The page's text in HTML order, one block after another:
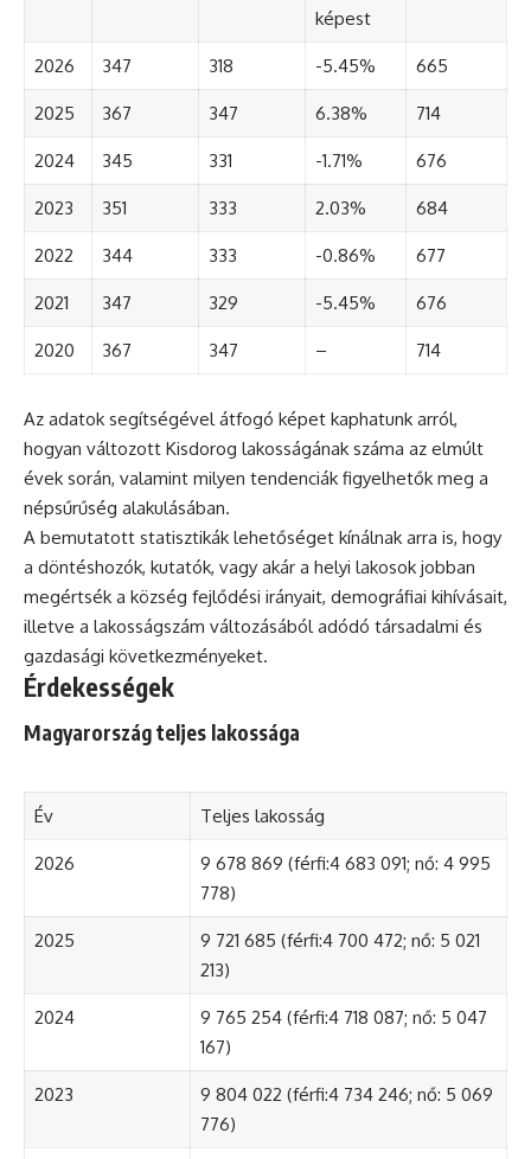
képest
2026 347 318 -5.45% 665
2025 367 347 6.38% 714
2024 345 331 -1.71% 676
2023 351 333 2.03% 684
2022 344 333 -0.86% 677
2021 347 329 -5.45% 676
2020 367 347 – 714
Az adatok segítségével átfogó képet kaphatunk arról,
hogyan változott Kisdorog lakosságának száma az elmúlt
évek során, valamint milyen tendenciák figyelhetők meg a
népsűrűség alakulásában.
A bemutatott statisztikák lehetőséget kínálnak arra is, hogy
a döntéshozók, kutatók, vagy akár a helyi lakosok jobban
megértsék a község fejlődési irányait, demográfiai kihívásait,
illetve a lakosságszám változásából adódó társadalmi és
gazdasági következményeket.
Érdekességek
Magyarország teljes lakossága
Év Teljes lakosság
2026
9 678 869 (férfi:4 683 091; nő: 4 995
778)
2025
9 721 685 (férfi:4 700 472; nő: 5 021
213)
2024
9 765 254 (férfi:4 718 087; nő: 5 047
167)
2023
9 804 022 (férfi:4 734 246; nő: 5 069
776)